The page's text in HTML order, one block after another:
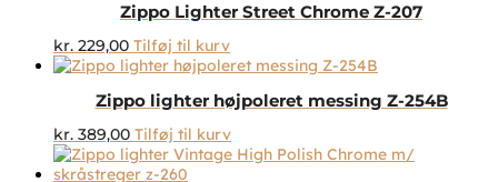
Zippo Lighter Street Chrome Z-207
kr. 229,00 Tilføj til kurv
Zippo lighter højpoleret messing Z-254B
kr. 389,00 Tilføj til kurv